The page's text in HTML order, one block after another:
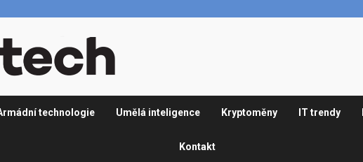
technologie Umělá inteligence Kryptoměny IT trendy
Kontakt